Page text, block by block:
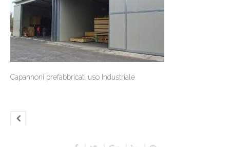
Capannoni prefabbricati uso Industriale